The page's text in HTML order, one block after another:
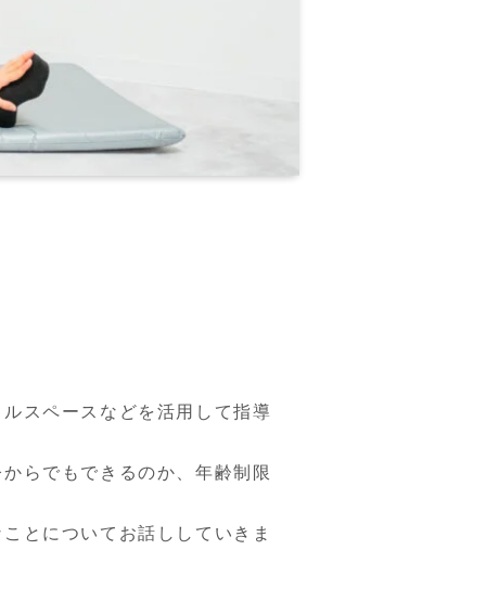
スペースなどを活用して指導
らでもできるのか、年齢制限
とについてお話ししていきま